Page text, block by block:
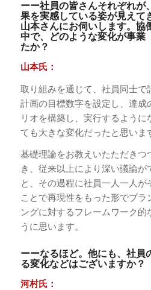
ーー社員の皆さんそれぞれが
果を実感している姿が見えて
山本さんにお伺いします。協
中で、どのような変化が事業
たか？
山本氏：
取り組みを通じて、社員同士で
計画の目標数字を設定し、達成
リオを構築し、実行するように
ても大きな変化だったと思いま
基礎理論をお教えいたただきつ
き、従来以上により深い議論が
と、その過程に社員一人一人が
ことで再現性をもった形でブラ
ングに対するフレームワーク的
うに思います。
ーーなるほど。他にも、社員
る変化などはございますか？
河村氏：